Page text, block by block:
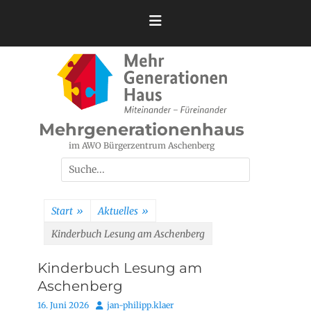
Mehrgenerationenhaus
im AWO Bürgerzentrum Aschenberg
Suchen
nach:
Start » Aktuelles »
Kinderbuch Lesung am Aschenberg
Kinderbuch Lesung am
Aschenberg
Posted
16. Juni 2026 Autorjan-philipp.klaer